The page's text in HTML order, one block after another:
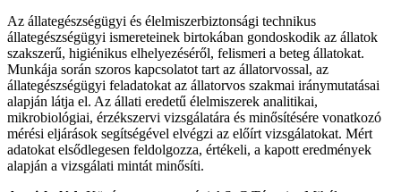
Az állategészségügyi és élelmiszerbiztonsági technikus
állategészségügyi ismereteinek birtokában gondoskodik az állatok
szakszerű, higiénikus elhelyezéséről, felismeri a beteg állatokat.
Munkája során szoros kapcsolatot tart az állatorvossal, az
állategészségügyi feladatokat az állatorvos szakmai iránymutatásai
alapján látja el. Az állati eredetű élelmiszerek analitikai,
mikrobiológiai, érzékszervi vizsgálatára és minősítésére vonatkozó
mérési eljárások segítségével elvégzi az előírt vizsgálatokat. Mért
adatokat elsődlegesen feldolgozza, értékeli, a kapott eredmények
alapján a vizsgálati mintát minősíti.